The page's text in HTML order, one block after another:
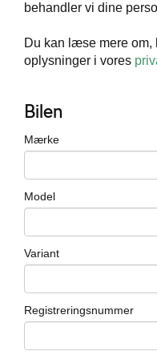
behandler vi dine
Du kan læse mere om,
oplysninger i vores
Bilen
Mærke
Model
Variant
Registreringsnummer